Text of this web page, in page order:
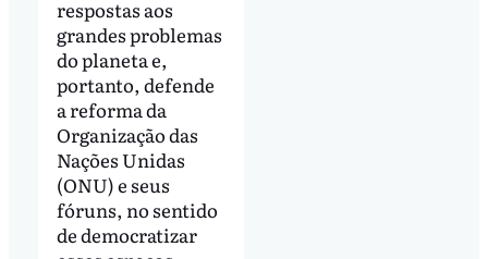
respostas aos
grandes problemas
do planeta e,
portanto, defende
a reforma da
Organização das
Nações Unidas
(ONU) e seus
fóruns, no sentido
de democratizar